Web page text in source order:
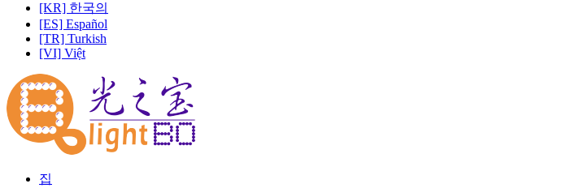
[KR] 한국의
[ES] Español
[TR] Turkish
[VI] Việt
집